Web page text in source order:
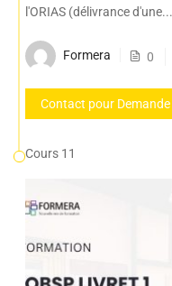
l'ORIAS (délivrance d'une...
Formera 0
Contact pour Demande
Cours 11